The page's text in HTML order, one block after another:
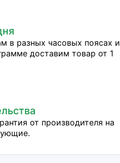
в разных часовых поясах и
доставим товар от 1
от производителя на